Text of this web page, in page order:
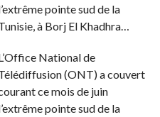
pointe sud de la
à Borj El Khadhra…
National de
(ONT) a couvert
ce mois de juin
pointe sud de la